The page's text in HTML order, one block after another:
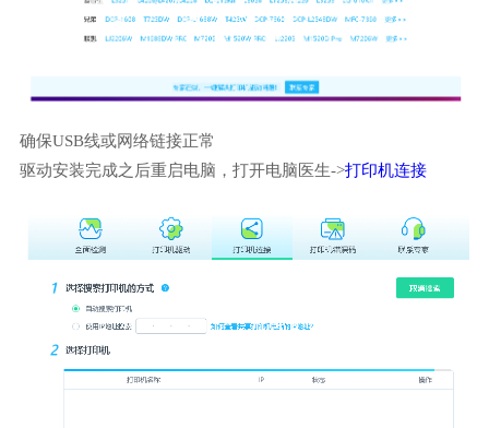
确保USB线或网络链接正常
驱动安装完成之后重启电脑，打开电脑医生->打印机连接